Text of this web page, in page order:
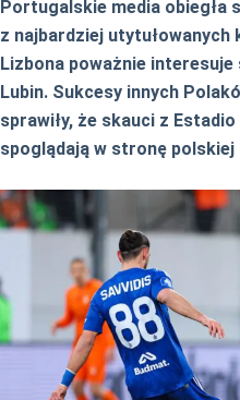
Portugalskie media obiegła
z najbardziej utytułowanych
Lizbona poważnie interesuje
Lubin. Sukcesy innych
sprawiły, że skauci z
spoglądają w stronę polskiej